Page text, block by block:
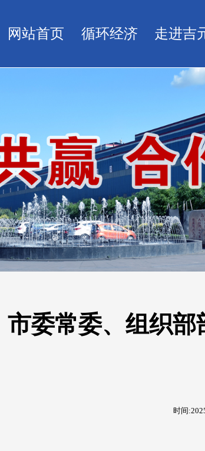
网站首页 循环经济 走进吉
市委常委、组织
时间